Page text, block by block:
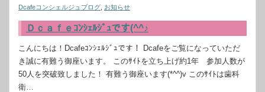
Dcafeコンシェルジュブログ お知らせ
Ｄｃａｆｅｺﾝｼｪﾙｼﾞｭです(^^♪
こんにちは！Dcafeｺﾝｼｪﾙｼﾞｭです！ Dcafeをご覧になっていただ
き誠に有難う御座います。 このｻｲﾄを立ち上げ約1年 参加人数が
50人を突破致しました！ 有難う御座います(*^^)v このｻｲﾄは歯科
衛…